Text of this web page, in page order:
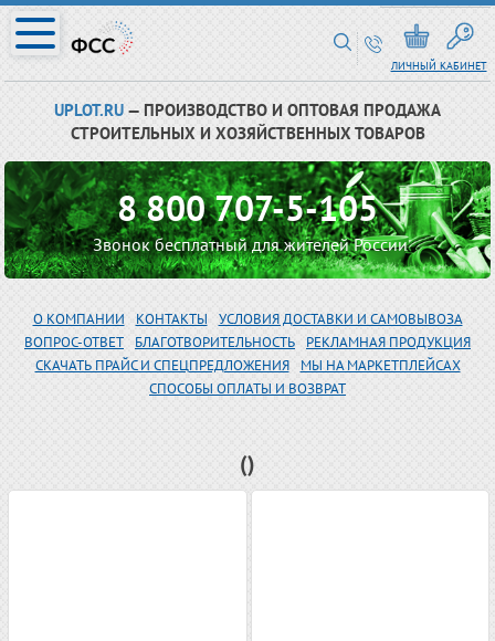
ЛИЧНЫЙ КАБИНЕТ
UPLOT.RU — ПРОИЗВОДСТВО И ОПТОВАЯ ПРОДАЖА
СТРОИТЕЛЬНЫХ И ХОЗЯЙСТВЕННЫХ ТОВАРОВ
8 800 707-5-105
Звонок бесплатный для жителей России
О КОМПАНИИ КОНТАКТЫ
УСЛОВИЯ ДОСТАВКИ И САМОВЫВОЗА
ВОПРОС-ОТВЕТ
БЛАГОТВОРИТЕЛЬНОСТЬ
РЕКЛАМНАЯ ПРОДУКЦИЯ
СКАЧАТЬ ПРАЙС И СПЕЦПРЕДЛОЖЕНИЯ
МЫ НА МАРКЕТПЛЕЙСАХ
СПОСОБЫ ОПЛАТЫ И ВОЗВРАТ
()